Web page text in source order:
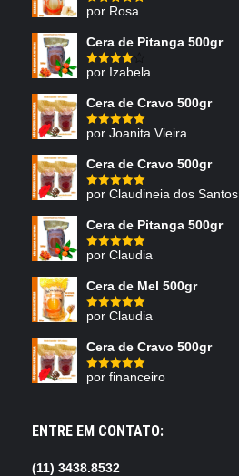
Avaliação5
por Rosa
Cera de Pitanga 500gr
Avaliação
por Izabela
Cera de Cravo 500gr
Avaliação5
por Joanita Vieira
Cera de Cravo 500gr
Avaliação5
por Claudineia dos Santos
Cera de Pitanga 500gr
Avaliação5
por Claudia
Cera de Mel 500gr
Avaliação5
por Claudia
Cera de Cravo 500gr
Avaliação5
por financeiro
ENTRE EM CONTATO:
(11) 3438.8532